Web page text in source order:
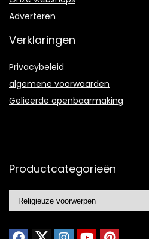
Adverteren
Verklaringen
Privacybeleid
algemene voorwaarden
Gelieerde openbaarmaking
Productcategorieën